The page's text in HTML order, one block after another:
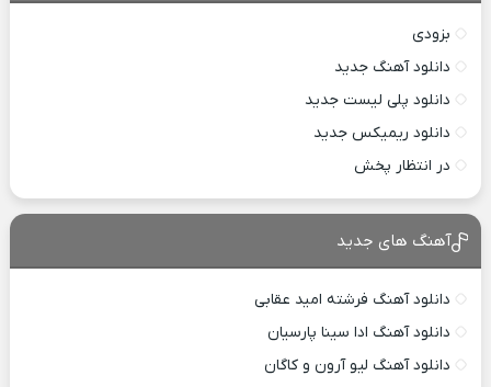
بزودی
دانلود آهنگ جدید
دانلود پلی لیست جدید
دانلود ریمیکس جدید
در انتظار پخش
آهنگ های جدید
دانلود آهنگ فرشته امید عقابی
دانلود آهنگ ادا سینا پارسیان
دانلود آهنگ لیو آرون و کاگان